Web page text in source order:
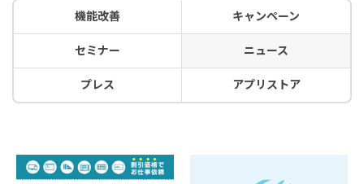
機能改善 キャンペーン
セミナー ニュース
プレス アプリストア